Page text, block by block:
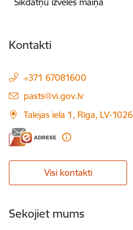
Kontakti
+371 67081600
E-pasts:
pasts@vi.gov.lv
Talejas iela 1, Rīga, LV-1026
Visi kontakti
Sekojiet mums